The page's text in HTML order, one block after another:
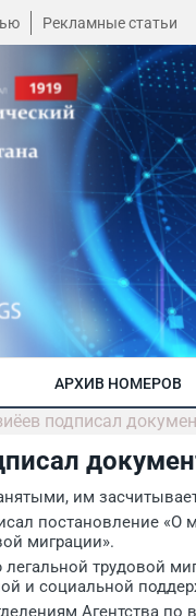
Рекламные статьи
АРХИВ НОМЕРОВ
подписал
им
постановление «О
миграции».
трудовой
и социальной
Агентства